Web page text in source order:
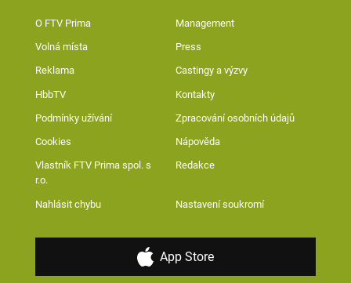
O FTV Prima Management
Volná místa Press
Reklama Castingy a výzvy
HbbTV Kontakty
Podmínky užívání Zpracování osobních údajů
Cookies Nápověda
Vlastník FTV Prima spol. s
r.o.
Redakce
Nahlásit chybu Nastavení soukromí
App Store